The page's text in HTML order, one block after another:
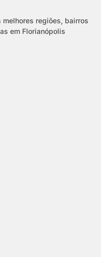
regiões, bairros
em Florianópolis